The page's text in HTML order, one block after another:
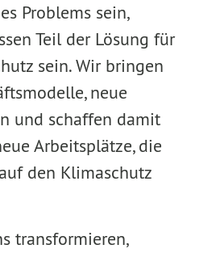
Problems sein,
Teil der Lösung für
sein. Wir bringen
neue
und schaffen damit
Arbeitsplätze, die
den Klimaschutz
transformieren,